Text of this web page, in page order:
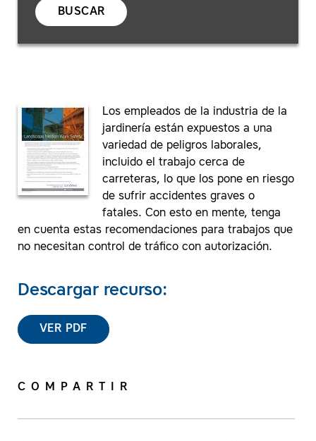
BUSCAR
Los empleados de la industria de la
jardinería están expuestos a una
variedad de peligros laborales,
incluido el trabajo cerca de
carreteras, lo que los pone en riesgo
de sufrir accidentes graves o
fatales. Con esto en mente, tenga
en cuenta estas recomendaciones para trabajos que
no necesitan control de tráfico con autorización.
Descargar recurso:
VER PDF
COMPARTIR